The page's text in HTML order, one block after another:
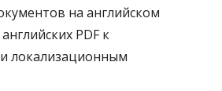
на английском
PDF к
локализационным